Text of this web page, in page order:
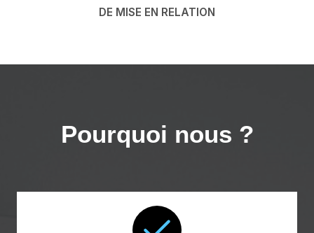
DE MISE EN RELATION
Pourquoi nous ?